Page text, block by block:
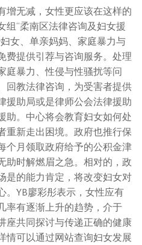
增无减，女性更应该在这样的
组“柔南区法律咨询及妇女援
女、单亲妈妈、家庭暴力与
费提供引荐与咨询服务。处理
庭暴力、性侵与性骚扰等问
回教法律咨询，为受害者提供
援助局或是律师公会法律援助
助。中心将会教育妇女如何处
重新走出困境。政府也推行保
个月领取政府给予的公积金津
助时解燃眉之急。相对的，政
是的能力肯定，将改变妇女对
。YB廖彩彤表示，女性应有
率有逐渐上升的趋势，介于
座共同探讨与传递正确的健康
情可以通过网站查询妇女发展